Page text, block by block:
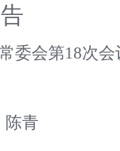
委会第18次会
陈青